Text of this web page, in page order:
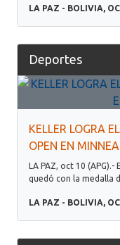
LA PAZ - BOLIVIA,
Deportes
KELLER LOGRA
OPEN EN
LA PAZ, oct 10
quedó con la medalla
LA PAZ - BOLIVIA,